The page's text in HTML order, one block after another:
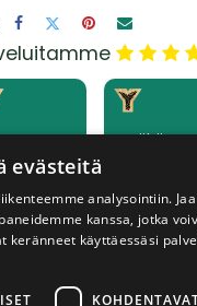
Peräkärry
evästeitä
analysointiin.
kanssa, jotka
keränneet käyttäessäsi